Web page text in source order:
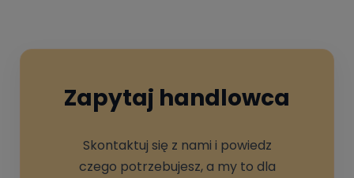
Zapytaj handlowca
Skontaktuj się z nami i powiedz
czego potrzebujesz, a my to dla